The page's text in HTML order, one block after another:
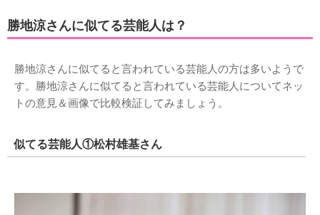
勝地涼さんに似てる芸能人は？
勝地涼さんに似てると言われている芸能人の方は多いようで
す。勝地涼さんに似てると言われている芸能人についてネッ
トの意見＆画像で比較検証してみましょう。
似てる芸能人①松村雄基さん